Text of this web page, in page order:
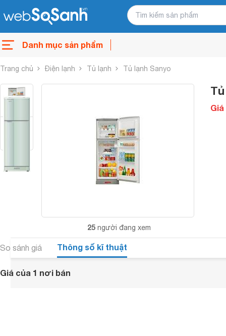
Danh mục sản phẩm
Trang chủ Điện lạnh Tủ lạnh Tủ lạnh Sanyo
25 người đang xem
Giá
So sánh giá Thông số kĩ thuật
Giá của 1 nơi bán